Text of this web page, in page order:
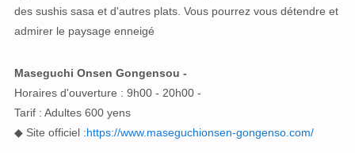
des sushis sasa et d'autres plats. Vous pourrez vous détendre et
admirer le paysage enneigé
Maseguchi Onsen Gongensou -
Horaires d'ouverture : 9h00 - 20h00 -
Tarif : Adultes 600 yens
◆ Site officiel :https://www.maseguchionsen-gongenso.com/